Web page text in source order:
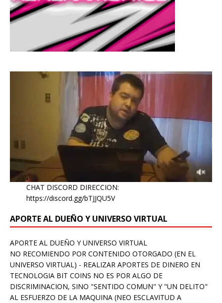
CHAT DISCORD DIRECCION:
https://discord.gg/bTJJQU5V
APORTE AL DUEÑO Y UNIVERSO VIRTUAL
APORTE AL DUEÑO Y UNIVERSO VIRTUAL
NO RECOMIENDO POR CONTENIDO OTORGADO (EN EL
UNIVERSO VIRTUAL) - REALIZAR APORTES DE DINERO EN
TECNOLOGIA BIT COINS NO ES POR ALGO DE
DISCRIMINACION, SINO "SENTIDO COMUN" Y "UN DELITO"
AL ESFUERZO DE LA MAQUINA (NEO ESCLAVITUD A